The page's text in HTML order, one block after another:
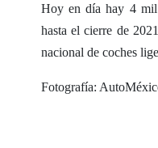
Hoy en día hay 4 mil
hasta el cierre de
nacional de coches
Fotografía: